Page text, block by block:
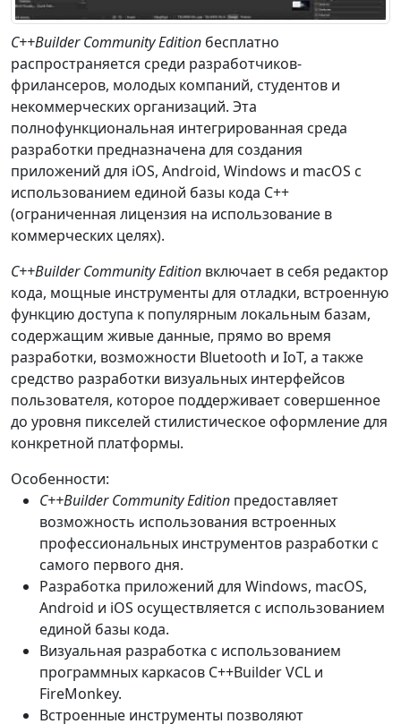
C++Builder Community Edition бесплатно
распространяется среди разработчиков-
фрилансеров, молодых компаний, студентов и
некоммерческих организаций. Эта
полнофункциональная интегрированная среда
разработки предназначена для создания
приложений для iOS, Android, Windows и macOS с
использованием единой базы кода C++
(ограниченная лицензия на использование в
коммерческих целях).
C++Builder Community Edition включает в себя редактор
кода, мощные инструменты для отладки, встроенную
функцию доступа к популярным локальным базам,
содержащим живые данные, прямо во время
разработки, возможности Bluetooth и IoT, а также
средство разработки визуальных интерфейсов
пользователя, которое поддерживает совершенное
до уровня пикселей стилистическое оформление для
конкретной платформы.
Особенности:
C++Builder Community Edition предоставляет
возможность использования встроенных
профессиональных инструментов разработки с
самого первого дня.
Разработка приложений для Windows, macOS,
Android и iOS осуществляется с использованием
единой базы кода.
Визуальная разработка с использованием
программных каркасов C++Builder VCL и
FireMonkey.
Встроенные инструменты позволяют